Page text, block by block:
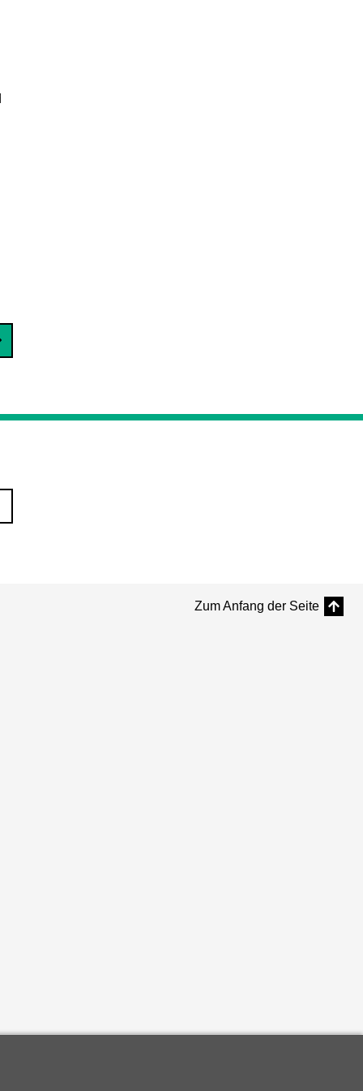
Zum Anfang der Seite